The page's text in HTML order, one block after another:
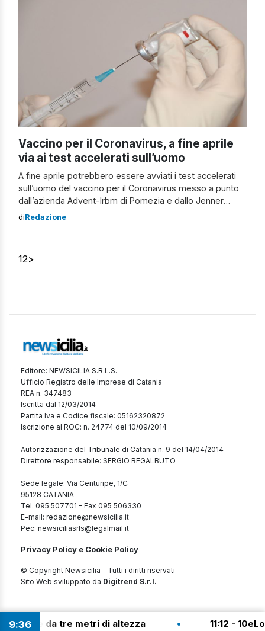
Vaccino per il Coronavirus, a fine aprile
via ai test accelerati sull’uomo
A fine aprile potrebbero essere avviati i test accelerati
sull’uomo del vaccino per il Coronavirus messo a punto
dall’azienda Advent-Irbm di Pomezia e dallo Jenner
Institute della Oxford University. Ad annunciarlo Piero Di
diRedazione
12>
Editore: NEWSICILIA S.R.L.S.
Ufficio Registro delle Imprese di Catania
REA n. 347483
Iscritta dal 12/03/2014
Partita Iva e Codice fiscale: 05162320872
Iscrizione al ROC: n. 24774 del 10/09/2014
Autorizzazione del Tribunale di Catania n. 9 del 14/04/2014
Direttore responsabile: SERGIO REGALBUTO
Sede legale: Via Centuripe, 1/C
95128 CATANIA
Tel. 095 507701 - Fax 095 506330
E-mail: redazione@newsicilia.it
Pec: newsiciliasrls@legalmail.it
Privacy Policy e Cookie Policy
© Copyright Newsicilia - Tutti i diritti riservati
Sito Web sviluppato da Digitrend S.r.l.
9:36
da tre metri di altezza • 11:12 - 10eLotto: in